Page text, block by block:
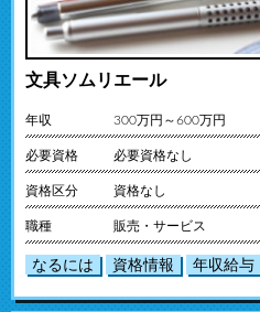
文具ソムリエール
年収 300万円～600万円
必要資格 必要資格なし
資格区分 資格なし
職種 販売・サービス
なるには 資格情報 年収給与